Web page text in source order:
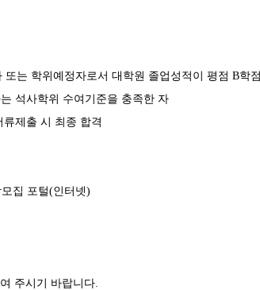
또는 학위예정자로서 대학원 졸업성적이 평점 B학
석사학위 수여기준을 충족한 자
제출 시 최종 합격
집 포털(인터넷)
주시기 바랍니다.